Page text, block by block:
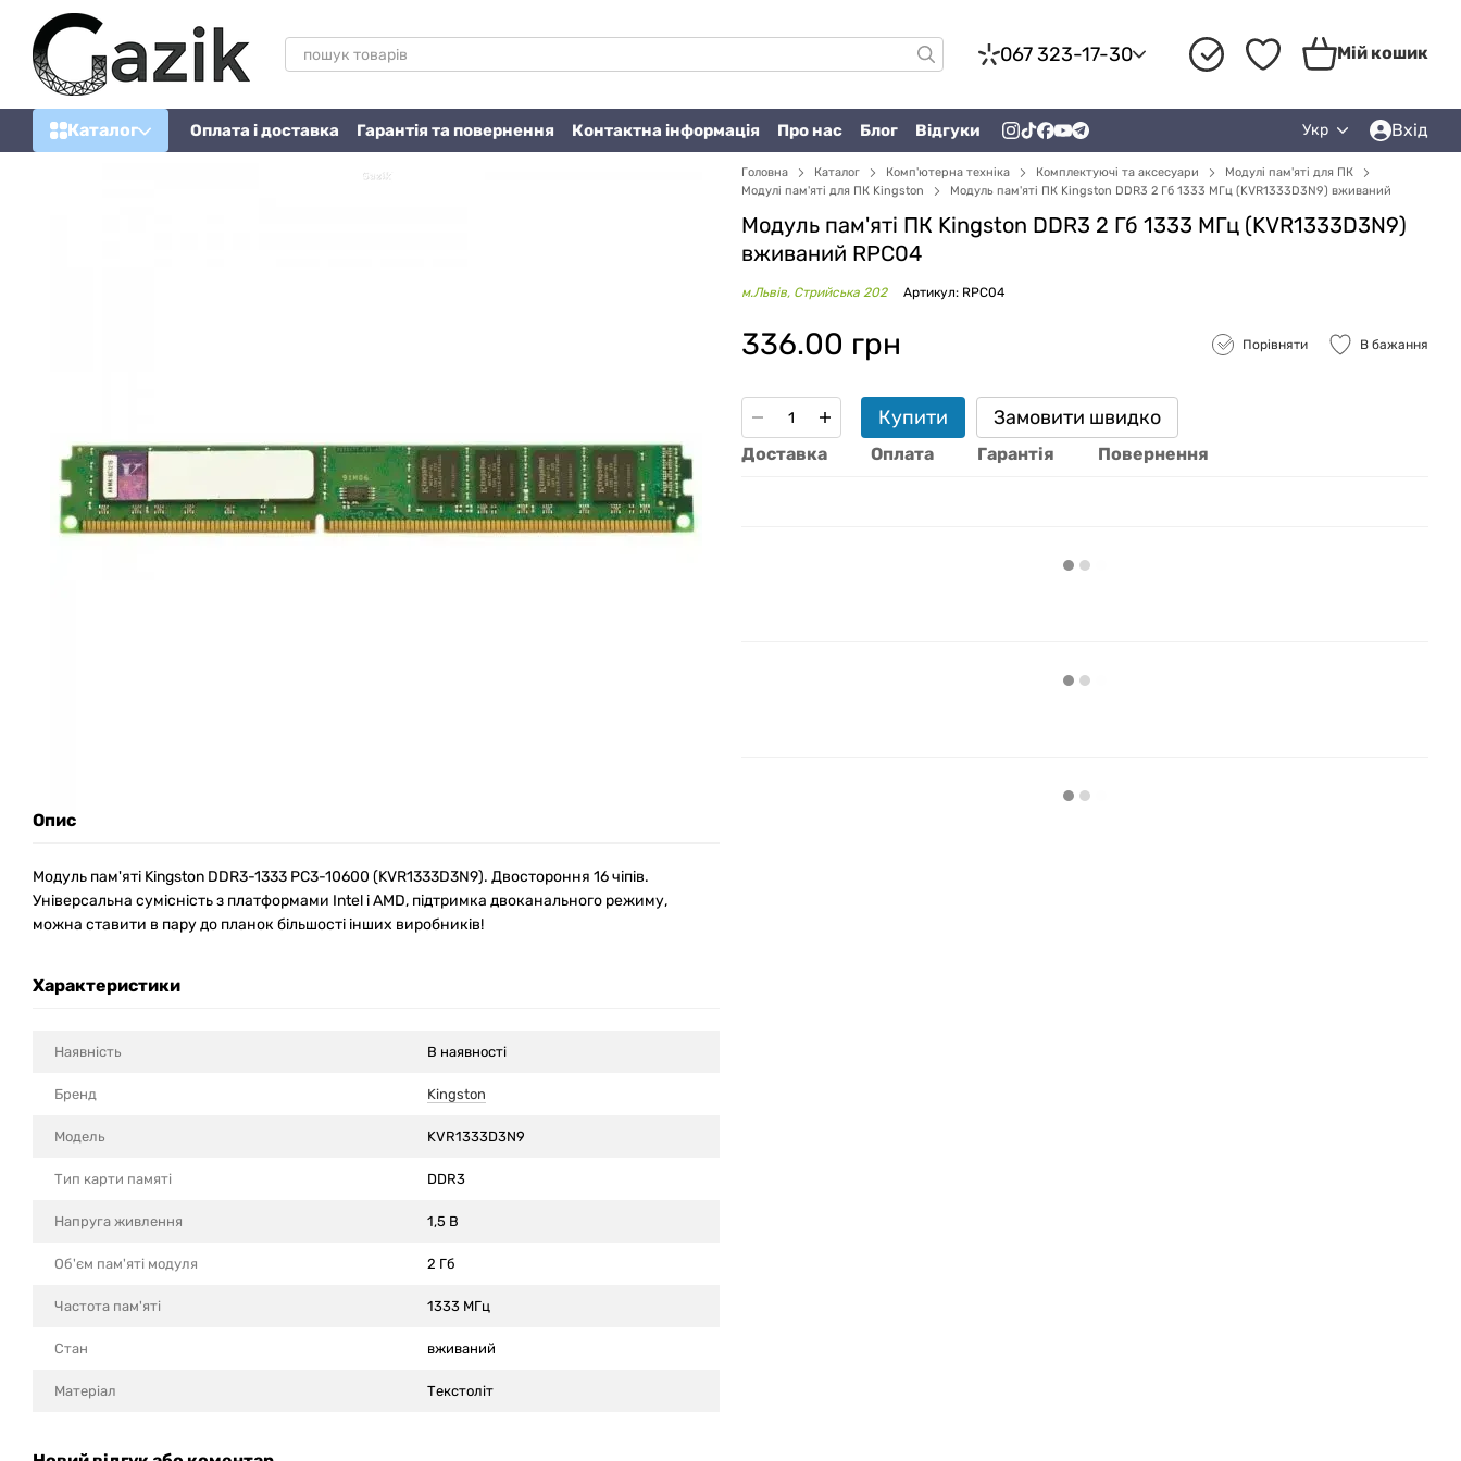
Перейти до основного контенту
067 323-17-30 Мій кошик
Каталог Оплата і доставка Гарантія та повернення Контактна інформація Про нас Блог Відгуки Укр Вхід
Опис
Модуль пам'яті Kingston DDR3-1333 PC3-10600 (KVR1333D3N9). Двостороння 16 чіпів.
Універсальна сумісність з платформами Intel і AMD, підтримка двоканального режиму,
можна ставити в пару до планок більшості інших виробників!
Характеристики
Наявність В наявності
Бренд Kingston
Модель KVR1333D3N9
Тип карти памяті DDR3
Напруга живлення 1,5 В
Об'єм пам'яті модуля 2 Гб
Частота пам'яті 1333 МГц
Стан вживаний
Матеріал Текстоліт
Головна Каталог Комп'ютерна техніка Комплектуючі та аксесуари
Модулі пам'яті для ПК
Модулі пам'яті для ПК Kingston
Модуль пам'яті ПК Kingston DDR3 2 Гб 1333 МГц (KVR1333D3N9) вживаний
Модуль пам'яті ПК Kingston DDR3 2 Гб 1333 МГц (KVR1333D3N9)
вживаний RPC04
м.Львів, Стрийська 202 Артикул: RPC04
336.00 грн Порівняти В бажання
Купити Замовити швидко
Доставка Оплата Гарантія Повернення